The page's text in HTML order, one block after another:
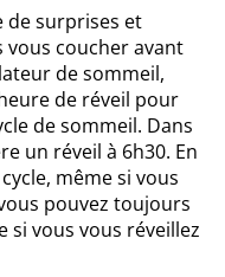
de surprises et
vous coucher avant
de sommeil,
de réveil pour
de sommeil. Dans
un réveil à 6h30. En
même si vous
pouvez toujours
si vous vous réveillez